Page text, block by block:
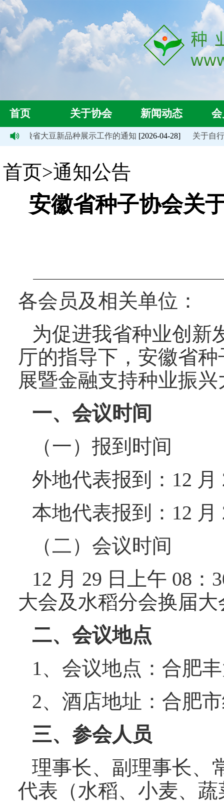
首页 关于协会 新闻动态
安徽省大豆新品种展示工作的通知 [2026-04-28] 关于自行
首页>通知公告
安徽省种子协会关
各会员及相关单位：
为促进我省种业创新
厅的指导下，安徽省
展暨金融支持种业振
一、会议时间
（一）报到时间
外地代表报到：12 月
本地代表报到：12 月
（二）会议时间
12 月 29 日上午 08
大会及水稻分会换届大
二、会议地点
1、会议地点：合肥
2、酒店地址：合肥
三、参会人员
理事长、副理事长、
代表（水稻、小麦、